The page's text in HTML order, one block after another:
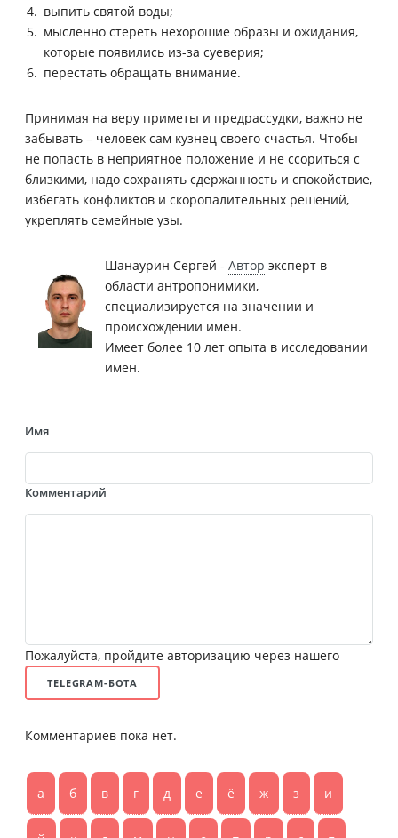
выпить святой воды;
мысленно стереть нехорошие образы и ожидания,
которые появились из-за суеверия;
перестать обращать внимание.
Принимая на веру приметы и предрассудки, важно не
забывать – человек сам кузнец своего счастья. Чтобы
не попасть в неприятное положение и не ссориться с
близкими, надо сохранять сдержанность и спокойствие,
избегать конфликтов и скоропалительных решений,
укреплять семейные узы.
Шанаурин Сергей - Автор эксперт в
области антропонимики,
специализируется на значении и
происхождении имен.
Имеет более 10 лет опыта в исследовании
имен.
Имя
Комментарий
Пожалуйста, пройдите авторизацию через нашего
TELEGRAM-БОТА
Комментариев пока нет.
а б в г д е ё ж з и